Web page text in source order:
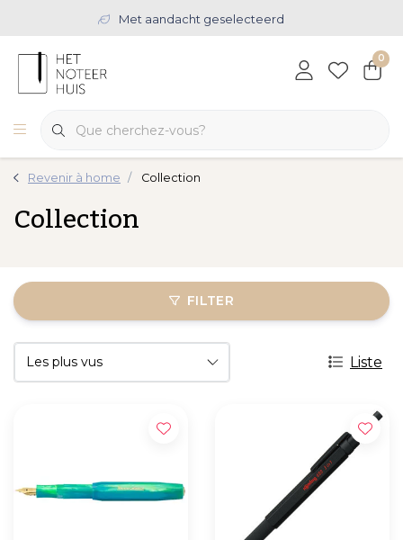
Met aandacht geselecteerd
0
Revenir à home Collection
Collection
FILTER
Liste